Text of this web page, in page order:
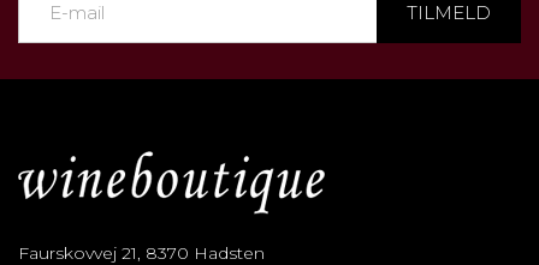
TILMELD
Faurskovvej 21, 8370 Hadsten